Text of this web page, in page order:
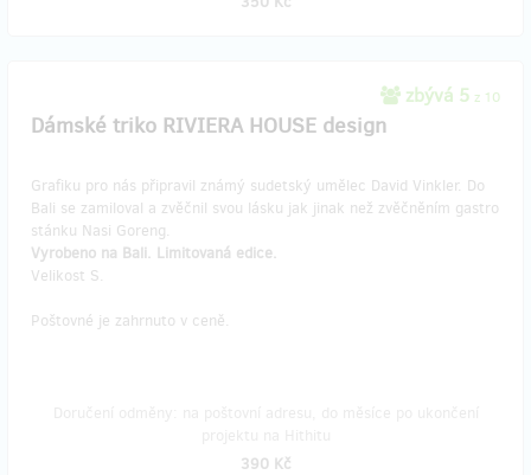
zbývá 5 z 10
Dámské triko RIVIERA HOUSE design
Grafiku pro nás připravil známý sudetský umělec David Vinkler. Do
Bali se zamiloval a zvěčnil svou lásku jak jinak než zvěčněním gastro
stánku Nasi Goreng.
Vyrobeno na Bali. Limitovaná edice.
Velikost S.
Poštovné je zahrnuto v ceně.
390 Kč